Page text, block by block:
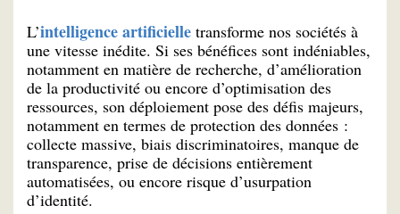
L’intelligence artificielle transforme nos sociétés à
une vitesse inédite. Si ses bénéfices sont indéniables,
notamment en matière de recherche, d’amélioration
de la productivité ou encore d’optimisation des
ressources, son déploiement pose des défis majeurs,
notamment en termes de protection des données :
collecte massive, biais discriminatoires, manque de
transparence, prise de décisions entièrement
automatisées, ou encore risque d’usurpation
d’identité.